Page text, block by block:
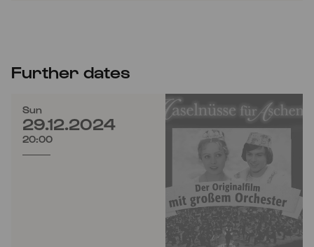
Further dates
Sun
29.12.2024
20:00